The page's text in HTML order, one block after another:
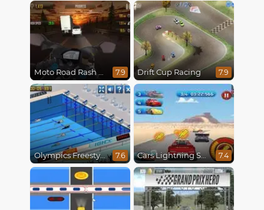
Moto Road Rash 3D 7.9 Drift Cup Racing 7.9
Olympics Freestyle 7.6 Cars Lightning Speed 7.4